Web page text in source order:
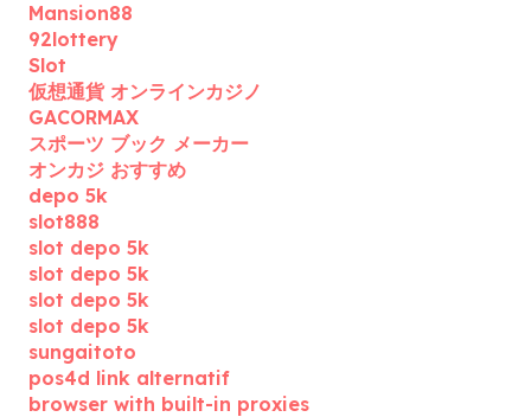
Mansion88
92lottery
Slot
仮想通貨 オンラインカジノ
GACORMAX
スポーツ ブック メーカー
オンカジ おすすめ
depo 5k
slot888
slot depo 5k
slot depo 5k
slot depo 5k
slot depo 5k
sungaitoto
pos4d link alternatif
browser with built-in proxies